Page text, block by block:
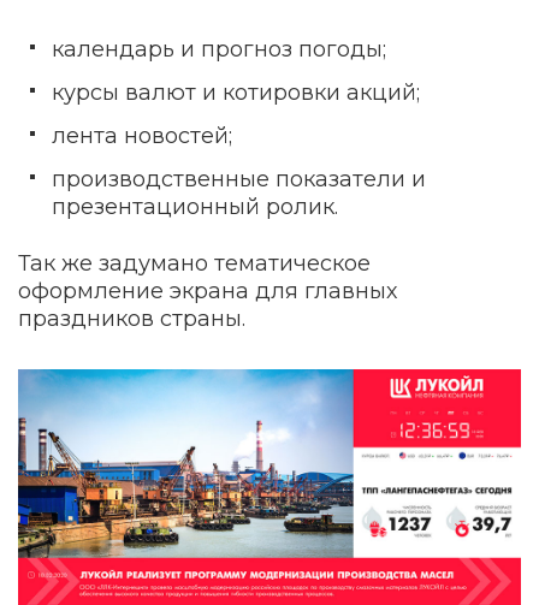
календарь и прогноз погоды;
курсы валют и котировки акций;
лента новостей;
производственные показатели и
презентационный ролик.
Так же задумано тематическое
оформление экрана для главных
праздников страны.